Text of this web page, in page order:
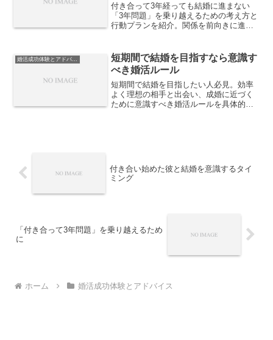
付き合って3年経っても結婚に進まない
「3年問題」を乗り越えるための考え方と
行動プランを紹介。関係を前向きに進展
短期間で結婚を目指すなら意識す
べき婚活ルール
短期間で結婚を目指したい人必見。効率
よく理想の相手と出会い、成婚に近づく
ために意識すべき婚活ルールを具体的に
付き合い始めた彼と結婚を意識するタイ
ミング
「付き合って3年問題」を乗り越えるため
に
ホーム 婚活成功体験とアドバイス